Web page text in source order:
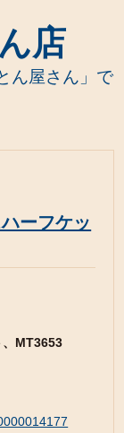
店
ん屋さん」で
ーフケッ
、MT3653